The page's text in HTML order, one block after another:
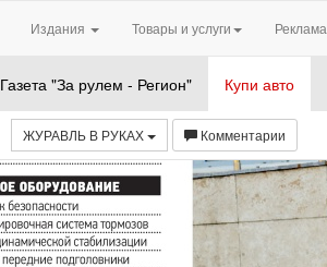
Издания Товары и услуги Реклама
Газета "За рулем - Регион" Купи авто
ЖУРАВЛЬ В РУКАХ Комментарии